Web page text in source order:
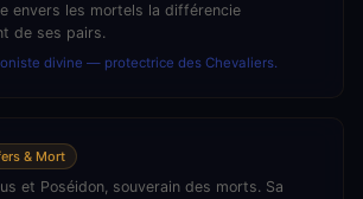
envers les mortels la différencie
de ses pairs.
divine — protectrice des Chevaliers.
& Mort
et Poséidon, souverain des morts. Sa